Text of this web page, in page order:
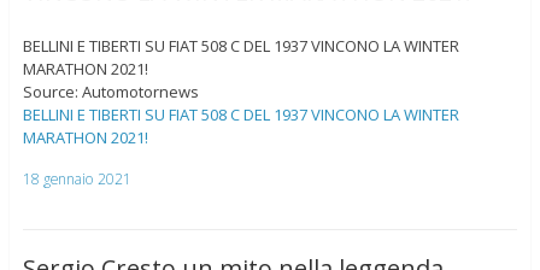
BELLINI E TIBERTI SU FIAT 508 C DEL 1937 VINCONO LA WINTER
MARATHON 2021!
Source: Automotornews
BELLINI E TIBERTI SU FIAT 508 C DEL 1937 VINCONO LA WINTER
MARATHON 2021!
18 gennaio 2021